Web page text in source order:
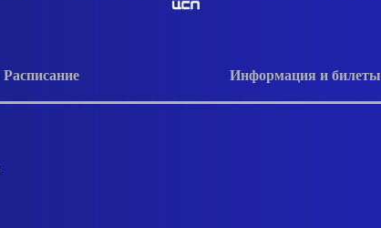
Расписание Информация и билеты